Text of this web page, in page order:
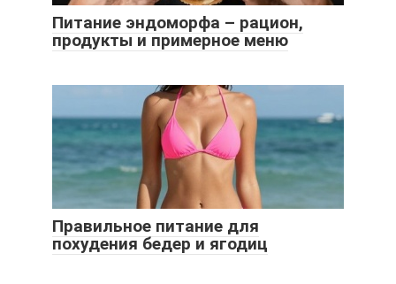
Питание эндоморфа – рацион,
продукты и примерное меню
Правильное питание для
похудения бедер и ягодиц